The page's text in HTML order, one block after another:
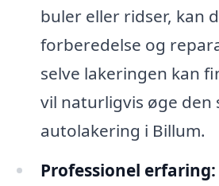
buler eller ridser, kan
forberedelse og
selve lakeringen kan
vil naturligvis øge den
autolakering i Billum.
Professionel erfaring: